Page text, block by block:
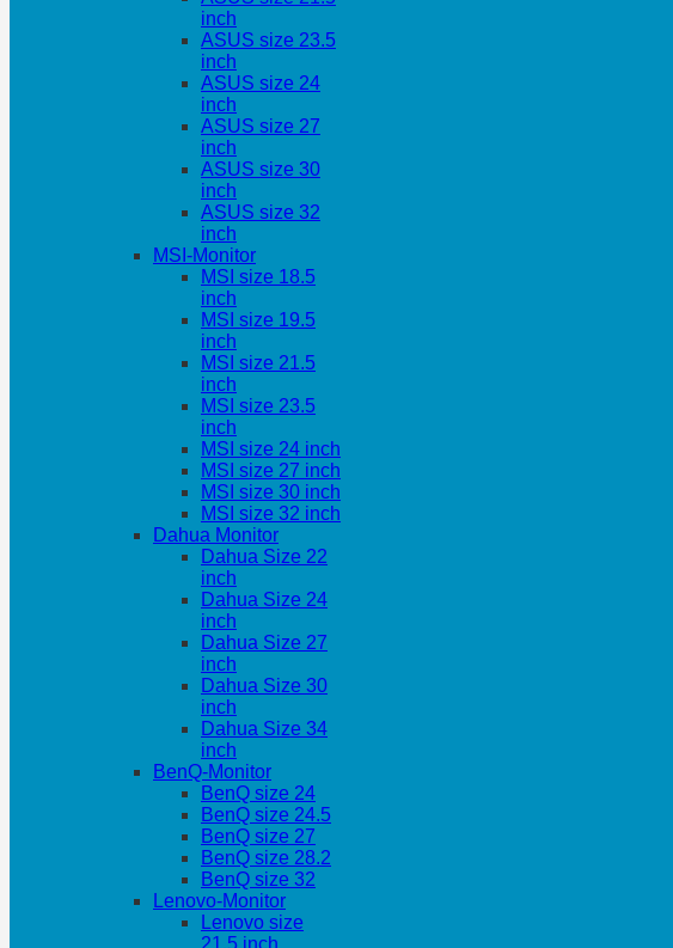
inch
ASUS size 23.5
inch
ASUS size 24
inch
ASUS size 27
inch
ASUS size 30
inch
ASUS size 32
inch
MSI-Monitor
MSI size 18.5
inch
MSI size 19.5
inch
MSI size 21.5
inch
MSI size 23.5
inch
MSI size 24 inch
MSI size 27 inch
MSI size 30 inch
MSI size 32 inch
Dahua Monitor
Dahua Size 22
inch
Dahua Size 24
inch
Dahua Size 27
inch
Dahua Size 30
inch
Dahua Size 34
inch
BenQ-Monitor
BenQ size 24
BenQ size 24.5
BenQ size 27
BenQ size 28.2
BenQ size 32
Lenovo-Monitor
Lenovo size
21.5 inch